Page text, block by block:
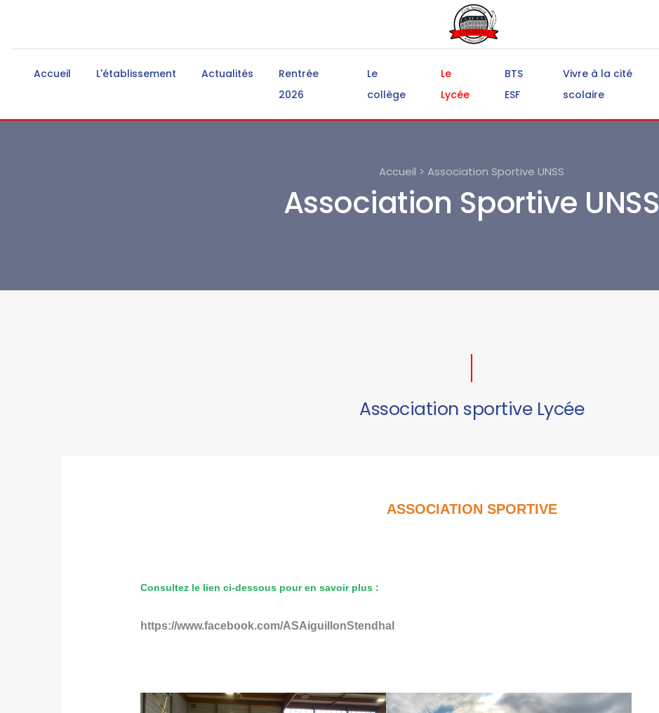
Accueil L'établissement Actualités
Rentrée
2026
Le
collège
Le
Lycée
BTS
ESF
Vivre à la cité
scolaire
Accueil > Association Sportive UNSS
Association Sportive UNSS
Association sportive Lycée
ASSOCIATION SPORTIVE
Consultez le lien ci-dessous pour en savoir plus :
https://www.facebook.com/ASAiguillonStendhal